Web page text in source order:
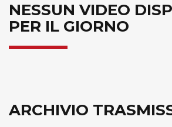
NESSUN VIDEO
PER IL GIORNO
ARCHIVIO